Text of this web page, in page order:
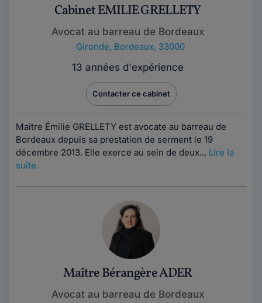
Cabinet EMILIE GRELLETY
Avocat au barreau de Bordeaux
Gironde, Bordeaux, 33000
13 années d'expérience
Contacter ce cabinet
Maître Émilie GRELLETY est avocate au barreau de
Bordeaux depuis sa prestation de serment le 19
décembre 2013. Elle exerce au sein de deux... Lire la
suite
Maître Bérangère ADER
Avocat au barreau de Bordeaux